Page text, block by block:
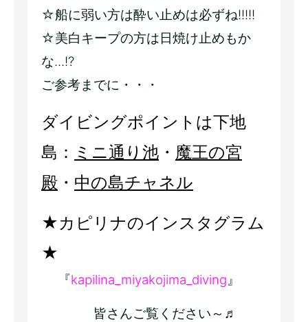
☆船に弱い方は酔い止めは必ずね!!!!!
☆美白キープの方は日焼け止めもか
な...!?
ご参考までに・・・
ダイビングポイントは下地
島： ミニ通り池 ・ 魔王の宮
殿 ・ 中の島チャネル
★カピリナのインスタグラム
★
『kapilina_miyakojima_diving』
皆さんご覧ください～♬